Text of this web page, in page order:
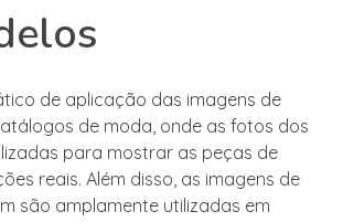
de aplicação das imagens de
de moda, onde as fotos dos
para mostrar as peças de
reais. Além disso, as imagens de
são amplamente utilizadas em